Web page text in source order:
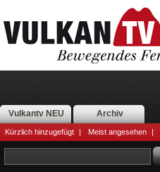
Vulkantv NEU Archiv
Kürzlich hinzugefügt | Meist angesehen |